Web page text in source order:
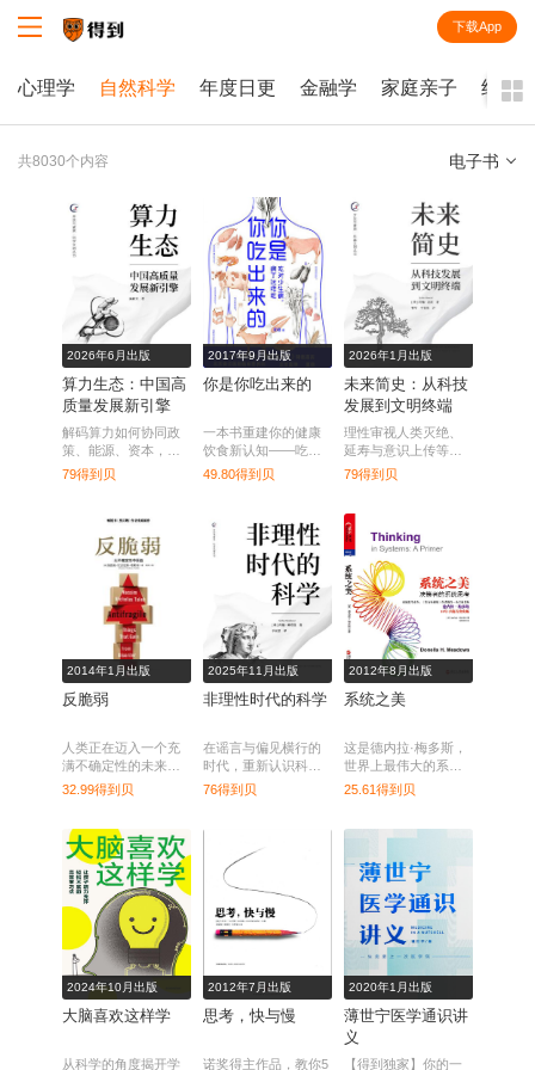
下载App
心理学 自然科学 年度日更 金融学 家庭亲子 经济
共8030个内容 电子书
全部
课程
每天听本书
电子书
2026年6月出版
算力生态：中国高
质量发展新引擎
解码算力如何协同政
策、能源、资本，重
构产业规则与城市未
来。
79得到贝
2017年9月出版
你是你吃出来的
一本书重建你的健康
饮食新认知——吃对
少生病，病了这样
49.80得到贝
2026年1月出版
未来简史：从科技
发展到文明终端
理性审视人类灭绝、
延寿与意识上传等预
测，重拾面对未来的
清醒与乐观。
79得到贝
2014年1月出版
反脆弱
人类正在迈入一个充
满不确定性的未来，
在那里，现有的确定
时代的终极生存指
南。
32.99得到贝
2025年11月出版
非理性时代的科学
在谣言与偏见横行的
时代，重新认识科学
与理性。
76得到贝
2012年8月出版
系统之美
这是德内拉·梅多斯，
世界上最伟大的系统
思考大师的经典之
社会观念变革的先
会生态系统的理解！
25.61得到贝
2024年10月出版
大脑喜欢这样学
从科学的角度揭开学
2012年7月出版
思考，快与慢
诺奖得主作品，教你5
2020年1月出版
薄世宁医学通识讲
义
【得到独家】你的一